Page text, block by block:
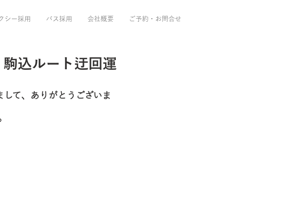
シー採用 バス採用 会社概要 ご予約・お問合せ
込ルート迂回運
て、ありがとうございま